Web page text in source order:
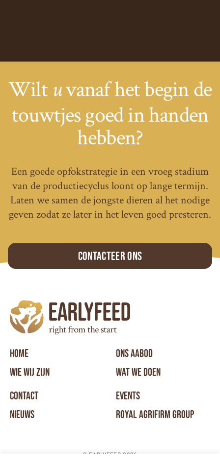
Wilt uvanaf het begin de
touwtjes goed in handen
hebben?
Een goede opfokstrategie in een vroeg stadium
van de productiecyclus loont op lange termijn.
Laten we samen de jongste dieren al het nodige
geven zodat ze later in het leven goed presteren.
Contacteer ons
HOME
WIE WIJ ZIJN
ONS AABOD
WAT WE DOEN
CONTACT
NIEUWS
EVENTS
ROYAL AGRIFIRM GROUP
© EARLYFEED 2026